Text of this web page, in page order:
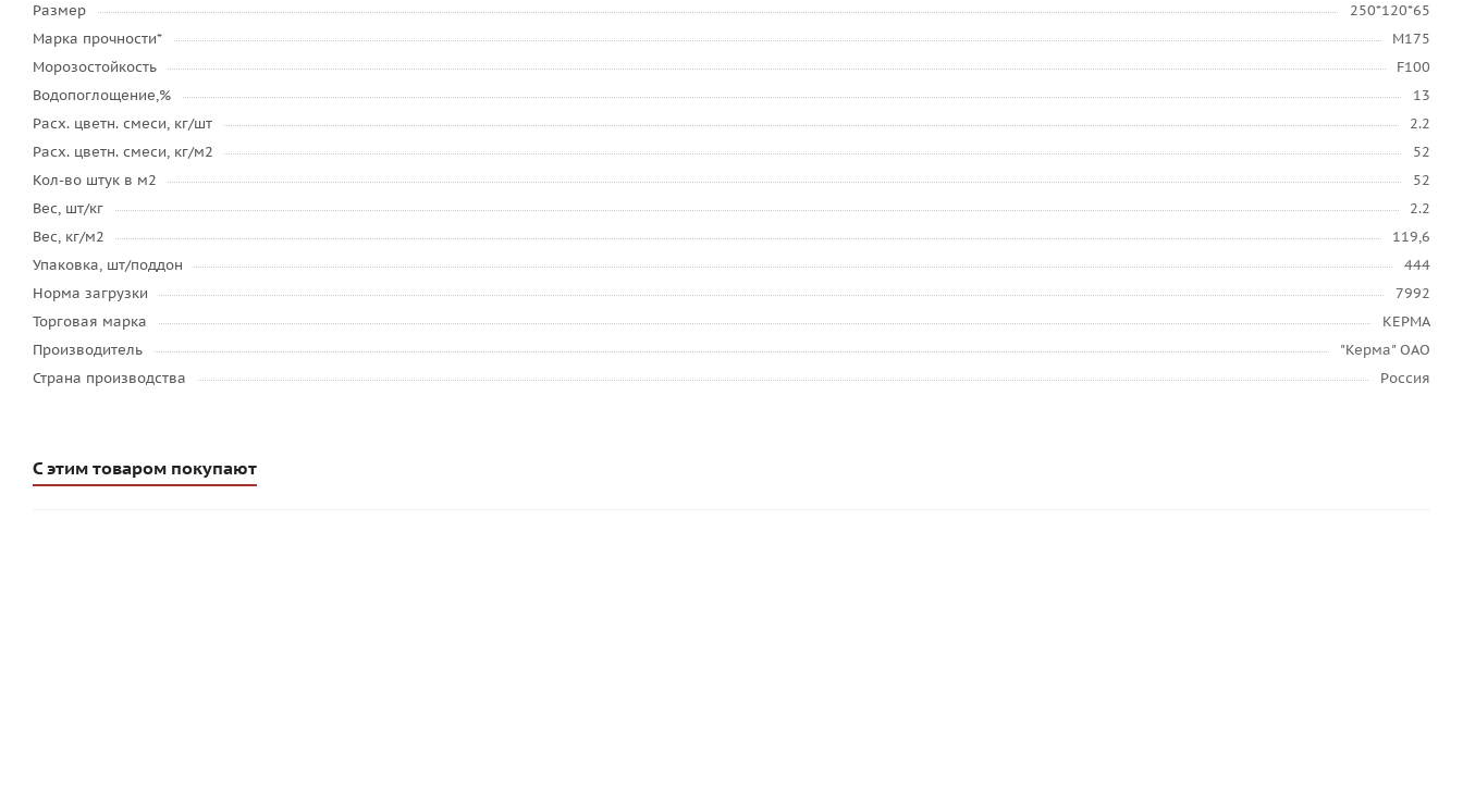
Размер
250*120*65
Марка прочности*
М175
Морозостойкость
F100
Водопоглощение,%
13
Расх. цветн. смеси, кг/шт
2.2
Расх. цветн. смеси, кг/м2
52
Кол-во штук в м2
52
Вес, шт/кг
2.2
Вес, кг/м2
119,6
Упаковка, шт/поддон
444
Норма загрузки
7992
Торговая марка
КЕРМА
Производитель
"Керма" ОАО
Страна производства
Россия
С этим товаром покупают